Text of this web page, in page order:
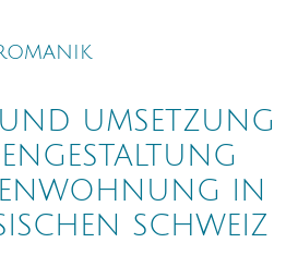
UMSETZUNG
IN
SCHWEIZ